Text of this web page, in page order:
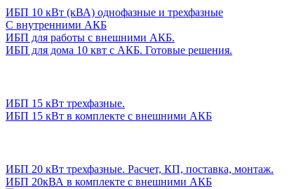
ИБП 10 кВт (кВА) однофазные и трехфазные
С внутренними АКБ
ИБП для работы с внешними АКБ.
ИБП для дома 10 квт с АКБ. Готовые решения.
ИБП 15 кВт трехфазные.
ИБП 15 кВт в комплекте с внешними АКБ
ИБП 20 кВт трехфазные. Расчет, КП, поставка, монтаж.
ИБП 20кВА в комплекте с внешними АКБ